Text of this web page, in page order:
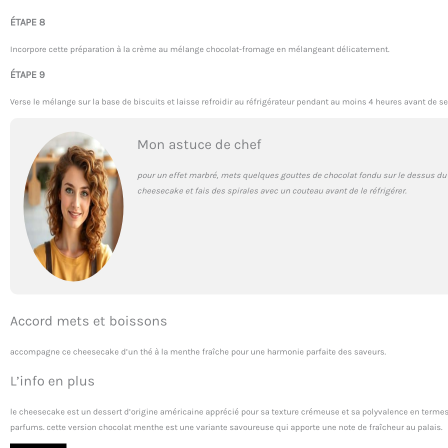
ÉTAPE 8
Incorpore cette préparation à la crème au mélange chocolat-fromage en mélangeant délicatement.
ÉTAPE 9
Verse le mélange sur la base de biscuits et laisse refroidir au réfrigérateur pendant au moins 4 heures avant de
Mon astuce de chef
pour un effet marbré, mets quelques gouttes de chocolat fondu sur le dessus du
cheesecake et fais des spirales avec un couteau avant de le réfrigérer.
Accord mets et boissons
accompagne ce cheesecake d’un thé à la menthe fraîche pour une harmonie parfaite des saveurs.
L’info en plus
le cheesecake est un dessert d’origine américaine apprécié pour sa texture crémeuse et sa polyvalence en
parfums. cette version chocolat menthe est une variante savoureuse qui apporte une note de fraîcheur au palais.